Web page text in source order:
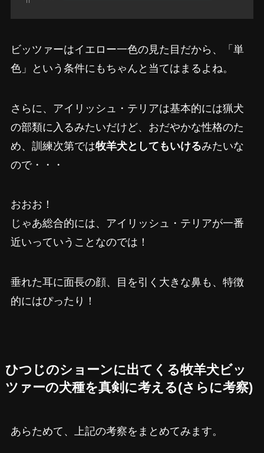
ビッツァーはイエロー一色の見た目だから、「単
色」という条件にもちゃんと当てはまるよね。
さらに、アイリッシュ・テリアは基本的には猟犬
の部類に入るみたいだけど、おだやかな性格のた
め、訓練次第では牧羊犬としてもいけるみたいな
ので・・・
おおお！
じゃあ総合的には、アイリッシュ・テリアが一番
近いっていうことなのでは！
垂れた耳に面長の顔、目を引く大きな鼻も、特徴
的にはぴったり！
ひつじのショーンに出てくる牧羊犬ビッ
ツァーの犬種を真剣に考える(さらに考察)
あらためて、上記の考察をまとめてみます。